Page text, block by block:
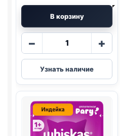
В корзину
−
Количество
Whiskas
(КОТЯТА,
КУРИЦА)
+
Узнать наличие